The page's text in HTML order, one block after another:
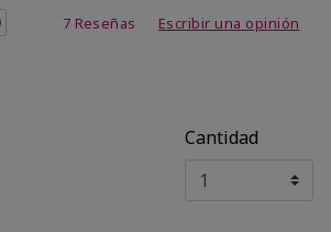
de 5 de 5
7 Reseñas Escribir una opinión
Cantidad